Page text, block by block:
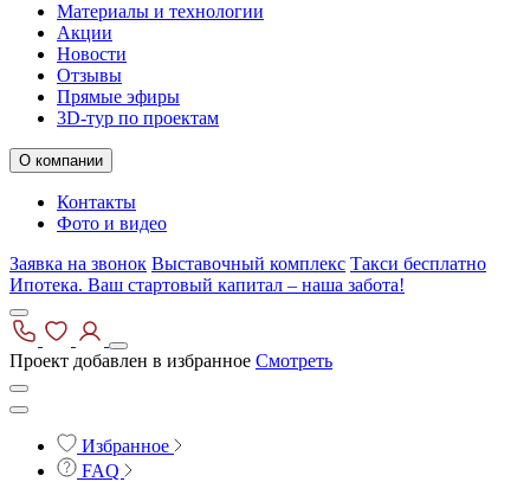
Материалы и технологии
Акции
Новости
Отзывы
Прямые эфиры
3D-тур по проектам
О компании
Контакты
Фото и видео
Заявка на звонок Выставочный комплекс Такси бесплатно
Ипотека. Ваш стартовый капитал – наша забота!
Проект добавлен в избранное Смотреть
Избранное
FAQ